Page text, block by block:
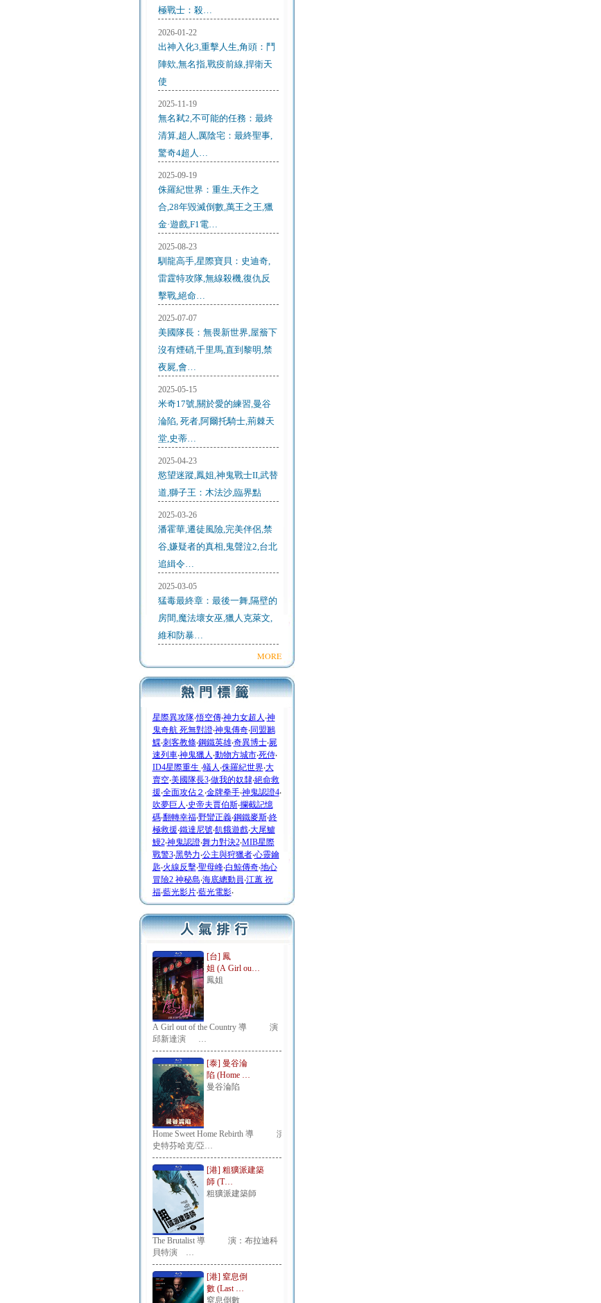
極戰士：殺…
2026-01-22
出神入化3,重擊人生,角頭：鬥
陣欸,無名指,戰疫前線,捍衛天
使
2025-11-19
無名弒2,不可能的任務：最終
清算,超人,厲陰宅：最終聖事,
驚奇4超人…
2025-09-19
侏羅紀世界：重生,天作之
合,28年毀滅倒數,萬王之王,獵
金·遊戲,F1電…
2025-08-23
馴龍高手,星際寶貝：史迪奇,
雷霆特攻隊,無線殺機,復仇反
擊戰,絕命…
2025-07-07
美國隊長：無畏新世界,屋簷下
沒有煙硝,千里馬,直到黎明,禁
夜屍,會…
2025-05-15
米奇17號,關於愛的練習,曼谷
淪陷, 死者,阿爾托騎士,荊棘天
堂,史蒂…
2025-04-23
慾望迷蹤,鳳姐,神鬼戰士II,武替
道,獅子王：木法沙,臨界點
2025-03-26
潘霍華,遷徒風險,完美伴侶,禁
谷,嫌疑者的真相,鬼聲泣2,台北
追緝令…
2025-03-05
猛毒最終章：最後一舞,隔壁的
房間,魔法壞女巫,獵人克萊文,
維和防暴…
MORE
星際異攻隊‧悟空傳‧神力女超人 ‧神
鬼奇航 死無對證‧神鬼傳奇‧同盟鶼
鰈‧刺客教條‧鋼鐵英雄‧奇異博士‧屍
速列車‧神鬼獵人 ‧動物方城市‧死侍‧
ID4星際重生 ‧蟻人 ‧侏羅紀世界‧大
賣空‧美國隊長3‧做我的奴隸‧絕命救
援‧全面攻佔２ ‧金牌拳手‧神鬼認證4‧
吹夢巨人 ‧史帝夫賈伯斯‧攔截記憶
碼‧翻轉幸福‧野蠻正義‧鋼鐵麥斯‧終
極救援‧鐵達尼號‧飢餓遊戲‧大尾鱸
鰻2‧神鬼認證‧舞力對決2‧MIB星際
戰警3‧黑勢力‧公主與狩獵者‧心靈鑰
匙‧火線反擊‧聖母峰‧白鯨傳奇‧地心
冒險2 神秘島‧海底總動員‧江蕙 祝
福‧藍光影片‧藍光電影‧
[台] 鳳
姐 (A Girl ou…
鳳姐
A Girl out of the Country 導 演：
邱新達演 …
[泰] 曼谷淪
陷 (Home …
曼谷淪陷
Home Sweet Home Rebirth 導 演：
史特芬哈克/亞…
[港] 粗獷派建築
師 (T…
粗獷派建築師
The Brutalist 導 演：布拉迪科
貝特演 …
[港] 窒息倒
數 (Last …
窒息倒數